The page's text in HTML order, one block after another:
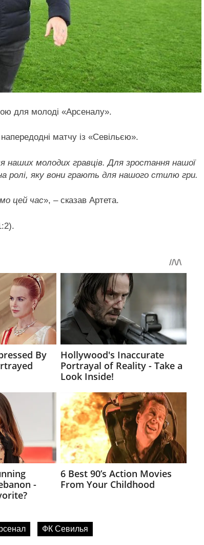
для молоді «Арсеналу».
матчу із «Севільєю».
наших молодих гравців. Для зростання нашої
ролі, яку вони грають для нашого стилю гри.
цей час», – сказав Артета.
ФК Севилья